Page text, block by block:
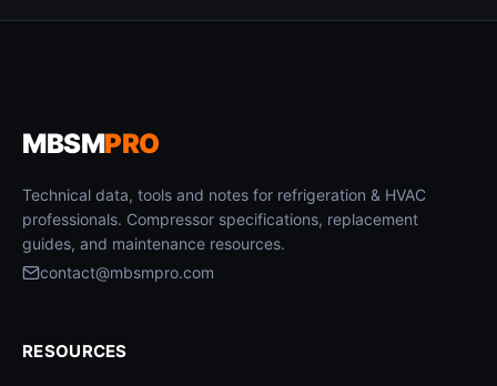
MBSMPRO
Technical data, tools and notes for refrigeration & HVAC
professionals. Compressor specifications, replacement
guides, and maintenance resources.
contact@mbsmpro.com
RESOURCES